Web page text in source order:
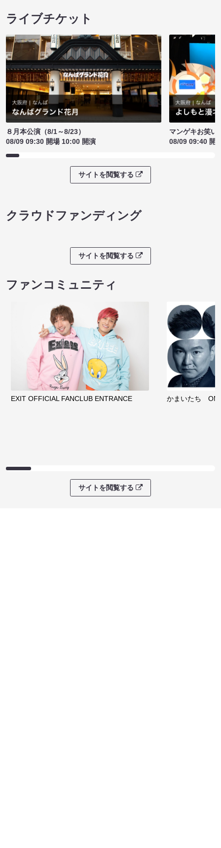
ライブチケット
８月本公演（8/1～8/23）
08/09 09:30 開場 10:00 開演
マンゲキお笑い
08/09 09:40 開
サイトを閲覧する
クラウドファンディング
サイトを閲覧する
ファンコミュニティ
EXIT OFFICIAL FANCLUB ENTRANCE かまいたち
サイトを閲覧する